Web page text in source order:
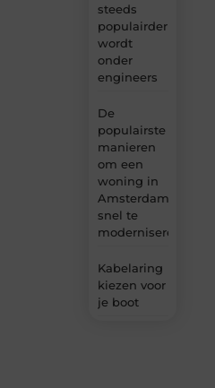
steeds
populairder
wordt
onder
engineers
De
populairste
manieren
om een
woning in
Amsterdam
snel te
moderniseren
Kabelaring
kiezen voor
je boot